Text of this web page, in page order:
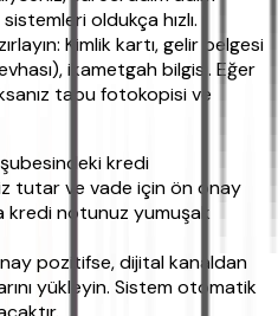
oldukça hızlı.
Kimlik kartı, gelir belgesi
ikametgah bilgisi. Eğer
tapu fotokopisi ve
kredi
tutar ve vade için ön onay
kredi notunuz yumuşak
pozitifse, dijital kanaldan
yükleyin. Sistem otomatik